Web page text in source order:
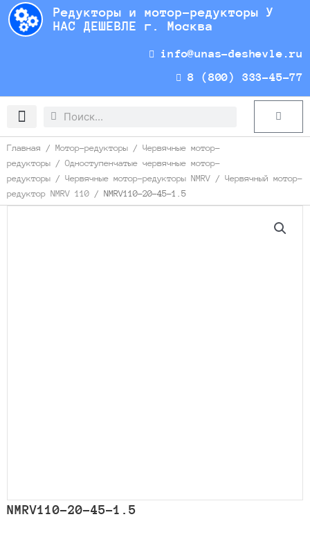
Перейти
содержимому
Редукторы и мотор-редукторы У
НАС ДЕШЕВЛЕ г. Москва
info@unas-deshevle.ru
8 (800) 333-45-77
Search
Search Cart
Главная / Мотор-редукторы / Червячные мотор-
редукторы / Одноступенчатые червячные мотор-
редукторы / Червячные мотор-редукторы NMRV / Червячный мотор-
редуктор NMRV 110 / NMRV110-20-45-1.5
NMRV110-20-45-1.5